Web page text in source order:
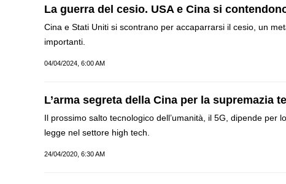
La guerra del cesio. USA e Cina si
Cina e Stati Uniti si scontrano per accaparrarsi il cesio, un
importanti.
04/04/2024, 6:00 AM
L’arma segreta della Cina per la supremazia
Il prossimo salto tecnologico dell’umanità, il 5G, dipende
legge nel settore high tech.
24/04/2020, 6:30 AM